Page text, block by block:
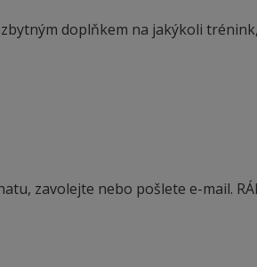
doplňkem na jakýkoli trénink,
zavolejte nebo pošlete e-mail.